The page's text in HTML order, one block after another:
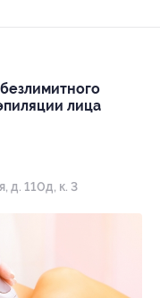
лица
д. 110д, к. 3